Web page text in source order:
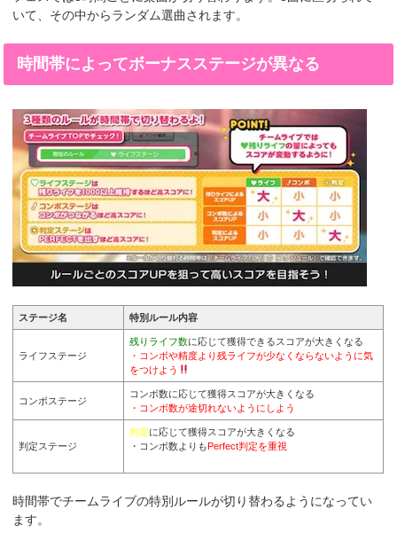
いて、その中からランダム選曲されます。
時間帯によってボーナスステージが異なる
ステージ名 特別ルール内容
ライフステージ
残りライフ数に応じて獲得できるスコアが大きくなる
・コンボや精度より残ライフが少なくならないように気
をつけよう
コンボステージ
コンボ数に応じて獲得スコアが大きくなる
・コンボ数が途切れないようにしよう
判定ステージ
判定に応じて獲得スコアが大きくなる
・コンボ数よりもPerfect判定を重視
時間帯でチームライブの特別ルールが切り替わるようになってい
ます。